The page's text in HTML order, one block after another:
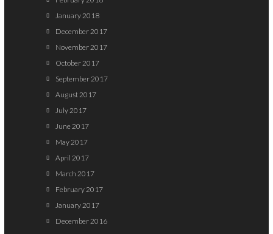
January 2018
December 2017
November 2017
October 2017
September 2017
August 2017
July 2017
June 2017
May 2017
April 2017
March 2017
February 2017
January 2017
December 2016